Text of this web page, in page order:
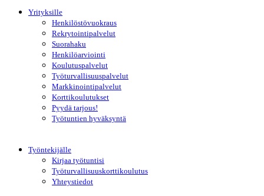
Yrityksille
Henkilöstövuokraus
Rekrytointipalvelut
Suorahaku
Henkilöarviointi
Koulutuspalvelut
Työturvallisuuspalvelut
Markkinointipalvelut
Korttikoulutukset
Pyydä tarjous!
Työtuntien hyväksyntä
Työntekijälle
Kirjaa työtuntisi
Työturvallisuuskorttikoulutus
Yhteystiedot